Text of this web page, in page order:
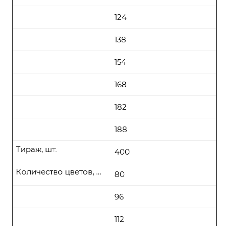
124
138
154
168
182
188
400
Тираж, шт.
80
Количество цветов, цена (руб\шт) от
96
112